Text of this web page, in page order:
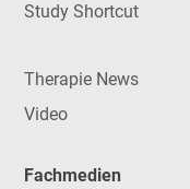
Study Shortcut
Therapie News
Video
Fachmedien